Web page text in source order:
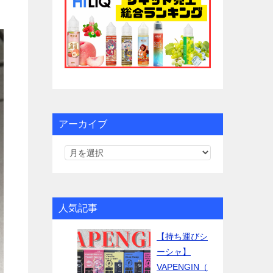
アーカイブ
人気記事
【持ち運びシ
ーシャ】
VAPENGIN（